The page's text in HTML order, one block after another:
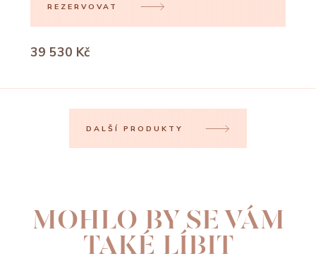
REZERVOVAT
39 530 Kč
DALŠÍ PRODUKTY
MOHLO BY SE VÁM
TAKÉ LÍBIT